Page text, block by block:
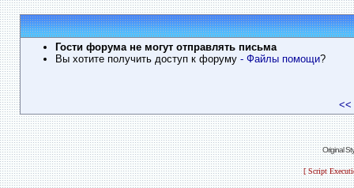
Гости форума не могут отправлять письма
Вы хотите получить доступ к форуму - Файлы помощи?
<<
Original
[ Script